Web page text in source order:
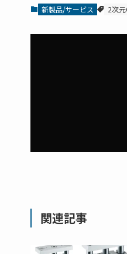
新製品/サービス 2次
関連記事